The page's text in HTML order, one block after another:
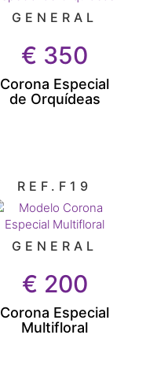
GENERAL
€ 350
Corona Especial
de Orquídeas
REF.F19
GENERAL
€ 200
Corona Especial
Multifloral